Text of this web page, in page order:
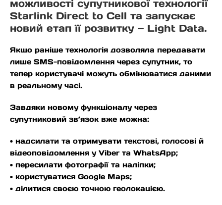
можливості супутникової технології
Starlink Direct to Cell та запускає
новий етап її розвитку — Light Data.
Якщо раніше технологія дозволяла передавати
лише SMS-повідомлення через супутник, то
тепер користувачі можуть обмінюватися даними
в реальному часі.
Завдяки новому функціоналу через
супутниковий зв’язок вже можна:
• надсилати та отримувати текстові, голосові й
відеоповідомлення у Viber та WhatsApp;
• пересилати фотографії та наліпки;
• користуватися Google Maps;
• ділитися своєю точною геолокацією.